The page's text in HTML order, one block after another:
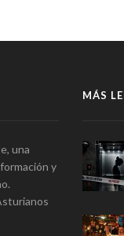
una
y
MÁS